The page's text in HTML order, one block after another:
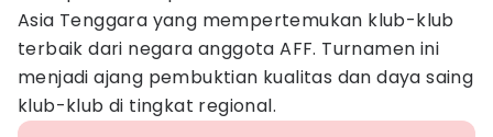
Asia Tenggara yang mempertemukan klub-klub
terbaik dari negara anggota AFF. Turnamen ini
menjadi ajang pembuktian kualitas dan daya saing
klub-klub di tingkat regional.